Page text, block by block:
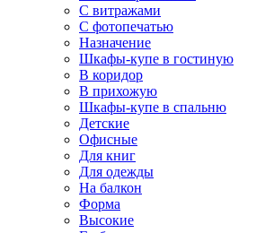
С витражами
С фотопечатью
Назначение
Шкафы-купе в гостиную
В коридор
В прихожую
Шкафы-купе в спальню
Детские
Офисные
Для книг
Для одежды
На балкон
Форма
Высокие